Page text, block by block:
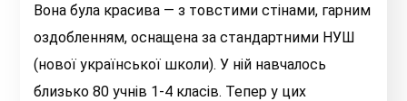
Вона була красива — з товстими стінами, гарним
оздобленням, оснащена за стандартними НУШ
(нової української школи). У ній навчалось
близько 80 учнів 1-4 класів. Тепер у цих